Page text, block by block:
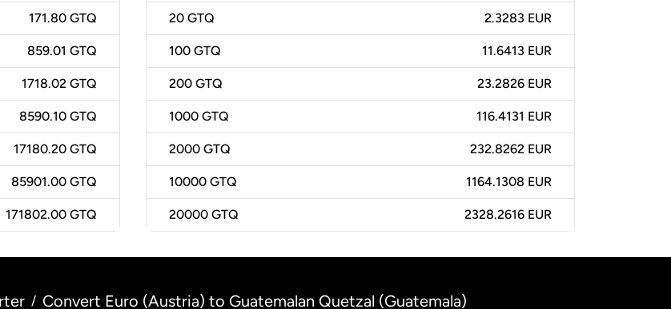
171.80 GTQ
859.01 GTQ
1718.02 GTQ
8590.10 GTQ
17180.20 GTQ
85901.00 GTQ
171802.00 GTQ
20 GTQ 2.3283 EUR
100 GTQ 11.6413 EUR
200 GTQ 23.2826 EUR
1000 GTQ 116.4131 EUR
2000 GTQ 232.8262 EUR
10000 GTQ 1164.1308 EUR
20000 GTQ 2328.2616 EUR
/ Convert Euro (Austria) to Guatemalan Quetzal (Guatemala)